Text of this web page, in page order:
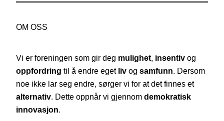
OM OSS
Vi er foreningen som gir deg mulighet insentiv og
oppfordring til å endre eget liv og samfunn . Dersom
noe ikke lar seg endre, sørger vi for at det finnes et
alternativ . Dette oppnår vi gjennom demokratisk
innovasjon